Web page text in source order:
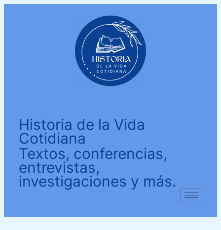
Historia de la Vida
Cotidiana
Textos, conferencias,
entrevistas,
investigaciones y más.